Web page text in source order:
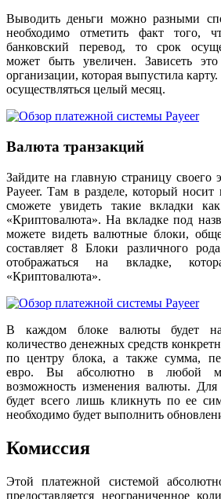
Выводить деньги можно разными
необходимо отметить факт того,
банковский перевод, то срок
может быть увеличен. Зависеть
организации, которая выпустила
осуществляться целый месяц.
Валюта транзакций
Зайдите на главную страницу своего
Payeer. Там в разделе, который носит
сможете увидеть такие вкладки
«Криптовалюта». На вкладке под
можете видеть валютные блоки,
составляет 8 Блоки различного
отображаться на вкладке,
«Криптовалюта».
В каждом блоке валюты будет
количество денежных средств
по центру блока, а также сумма,
евро. Вы абсолютно в любой
возможность изменения валюты. Для
будет всего лишь кликнуть по ее
необходимо будет выполнить
Комиссия
Этой платежной системой
предоставляется неограниченное